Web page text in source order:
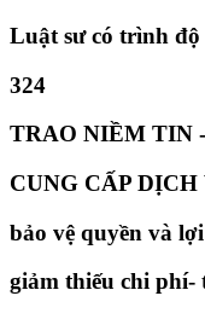
Luật sư có trình độ
324
TRAO NIỀM TIN
CUNG CẤP
bảo vệ quyền và
giảm thiếu chi phí-